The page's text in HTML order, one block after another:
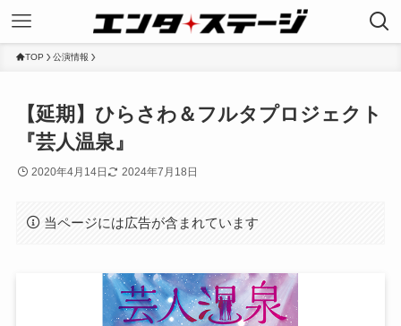
TOP 公演情報
【延期】ひらさわ＆フルタプロジェクト
『芸人温泉』
2020年4月14日 2024年7月18日
当ページには広告が含まれています